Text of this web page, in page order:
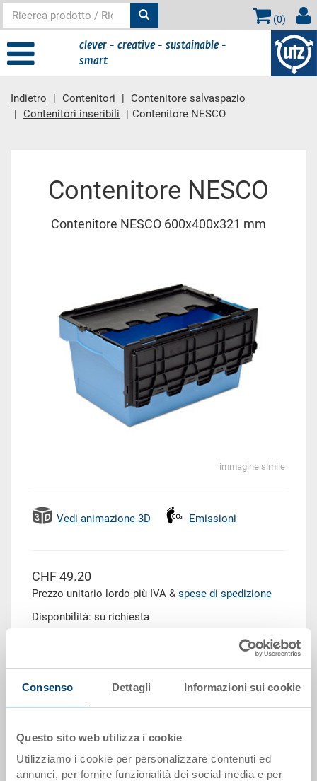
Consenso Dettagli Informazioni sui cookie
Questo sito web utilizza i cookie
Utilizziamo i cookie per personalizzare contenuti ed
annunci, per fornire funzionalità dei social media e per
(0)
clever - creative - sustainable -
smart
Indietro Contenitori
Contenitore salvaspazio
Contenitori inseribili
Contenitore NESCO
Contenitore NESCO
Contenitore NESCO 600x400x321 mm
immagine simile
Vedi animazione 3D Emissioni
CHF 49.20
Prezzo unitario lordo più IVA & spese di spedizione
Disponbilità: su richiesta